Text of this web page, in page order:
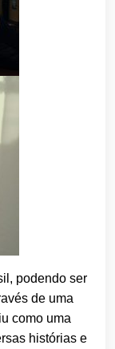
podendo ser
de uma
como uma
histórias e